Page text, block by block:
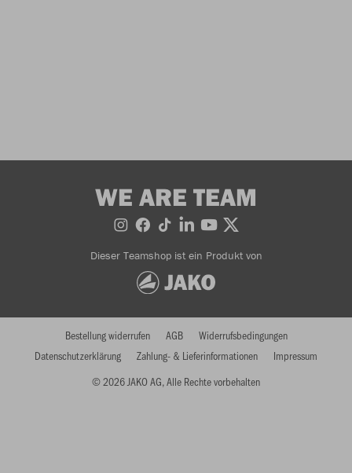
WE ARE TEAM
Dieser Teamshop ist ein Produkt von
© 2026 JAKO AG, Alle Rechte vorbehalten
Bestellung widerrufen AGB
Widerrufsbedingungen
Datenschutzerklärung
Zahlung- & Lieferinformationen Impressum